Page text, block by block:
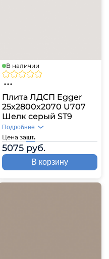
В наличии
Плита ЛДСП Egger
25х2800х2070 U707
Шелк серый ST9
Цена зашт.
5075 руб.
Подробнее
В корзину